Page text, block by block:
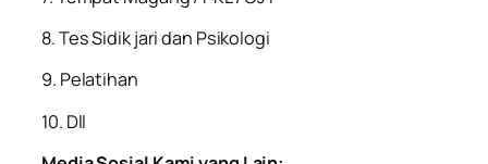
8. Tes Sidik jari dan Psikologi
9. Pelatihan
10. Dll